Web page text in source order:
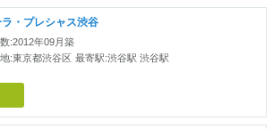
ラ・プレシャス渋谷
:2012年09月築
:東京都渋谷区 最寄駅:渋谷駅 渋谷駅